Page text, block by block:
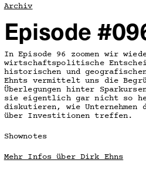
Archiv
Episode
In Episode 96 zoomen wir
wirtschaftspolitische
historischen und
Ehnts vermittelt uns die
Überlegungen hinter
sie eigentlich gar nicht so
diskutieren, wie Unternehmen
über Investitionen treffen.
Shownotes
Mehr Infos über Dirk Ehns